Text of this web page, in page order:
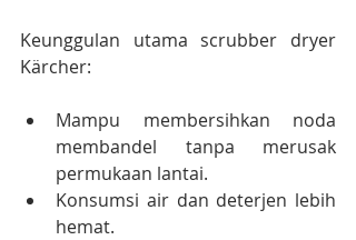
Keunggulan utama scrubber dryer
Kärcher:
Mampu membersihkan noda
membandel tanpa merusak
permukaan lantai.
Konsumsi air dan deterjen lebih
hemat.